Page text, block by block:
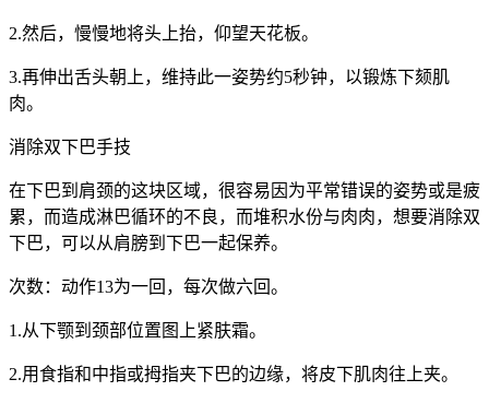
2.然后，慢慢地将头上抬，仰望天花板。
3.再伸出舌头朝上，维持此一姿势约5秒钟，以锻炼下颏肌
肉。
消除双下巴手技
在下巴到肩颈的这块区域，很容易因为平常错误的姿势或是疲
累，而造成淋巴循环的不良，而堆积水份与肉肉，想要消除双
下巴，可以从肩膀到下巴一起保养。
次数：动作13为一回，每次做六回。
1.从下颚到颈部位置图上紧肤霜。
2.用食指和中指或拇指夹下巴的边缘，将皮下肌肉往上夹。